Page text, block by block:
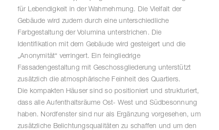
für Lebendigkeit in der Wahrnehmung. Die Vielfalt der
Gebäude wird zudem durch eine unterschiedliche
Farbgestaltung der Volumina unterstrichen. Die
Identifikation mit dem Gebäude wird gesteigert und die
„Anonymität“ verringert. Ein feingliedrige
Fassadengestaltung mit Geschossgliederung unterstützt
zusätzlich die atmosphärische Feinheit des Quartiers.
Die kompakten Häuser sind so positioniert und strukturiert,
dass alle Aufenthaltsräume Ost- West und Südbesonnung
haben. Nordfenster sind nur als Ergänzung vorgesehen, um
zusätzliche Belichtungsqualitäten zu schaffen und um den